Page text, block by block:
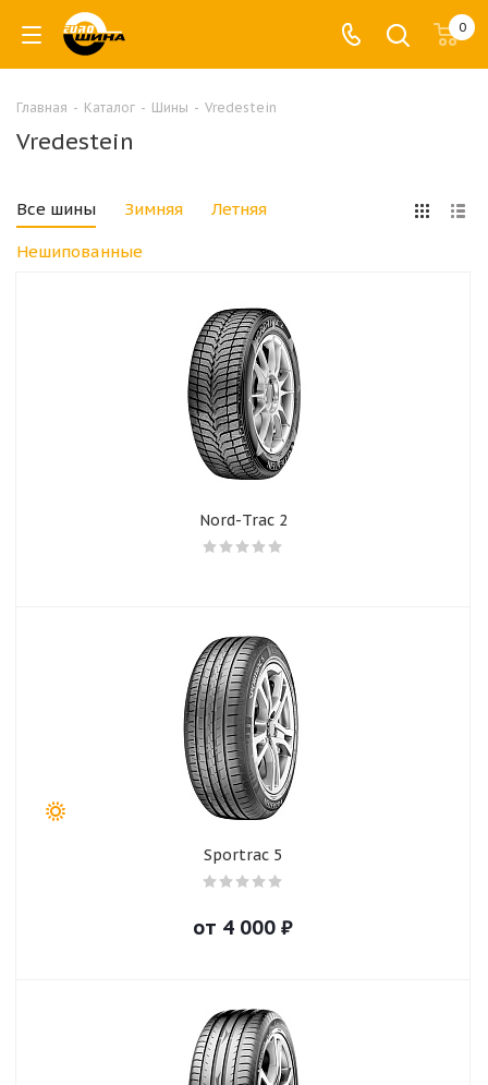
0
Главная - Каталог - Шины - Vredestein
Vredestein
Все шины Зимняя Летняя
Нешипованные
Nord-Trac 2
Sportrac 5
от 4 000 ₽